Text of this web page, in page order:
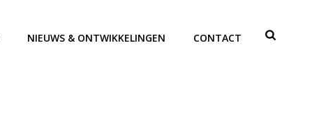
NIEUWS & ONTWIKKELINGEN CONTACT